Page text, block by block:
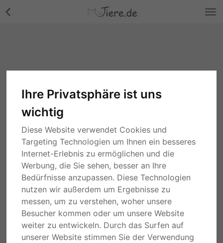
Ihre Privatsphäre ist uns
wichtig
Diese Website verwendet Cookies und
Targeting Technologien um Ihnen ein besseres
Internet-Erlebnis zu ermöglichen und die
Werbung, die Sie sehen, besser an Ihre
Bedürfnisse anzupassen. Diese Technologien
nutzen wir außerdem um Ergebnisse zu
messen, um zu verstehen, woher unsere
Besucher kommen oder um unsere Website
weiter zu entwickeln. Durch das Surfen auf
unserer Website stimmen Sie der Verwendung